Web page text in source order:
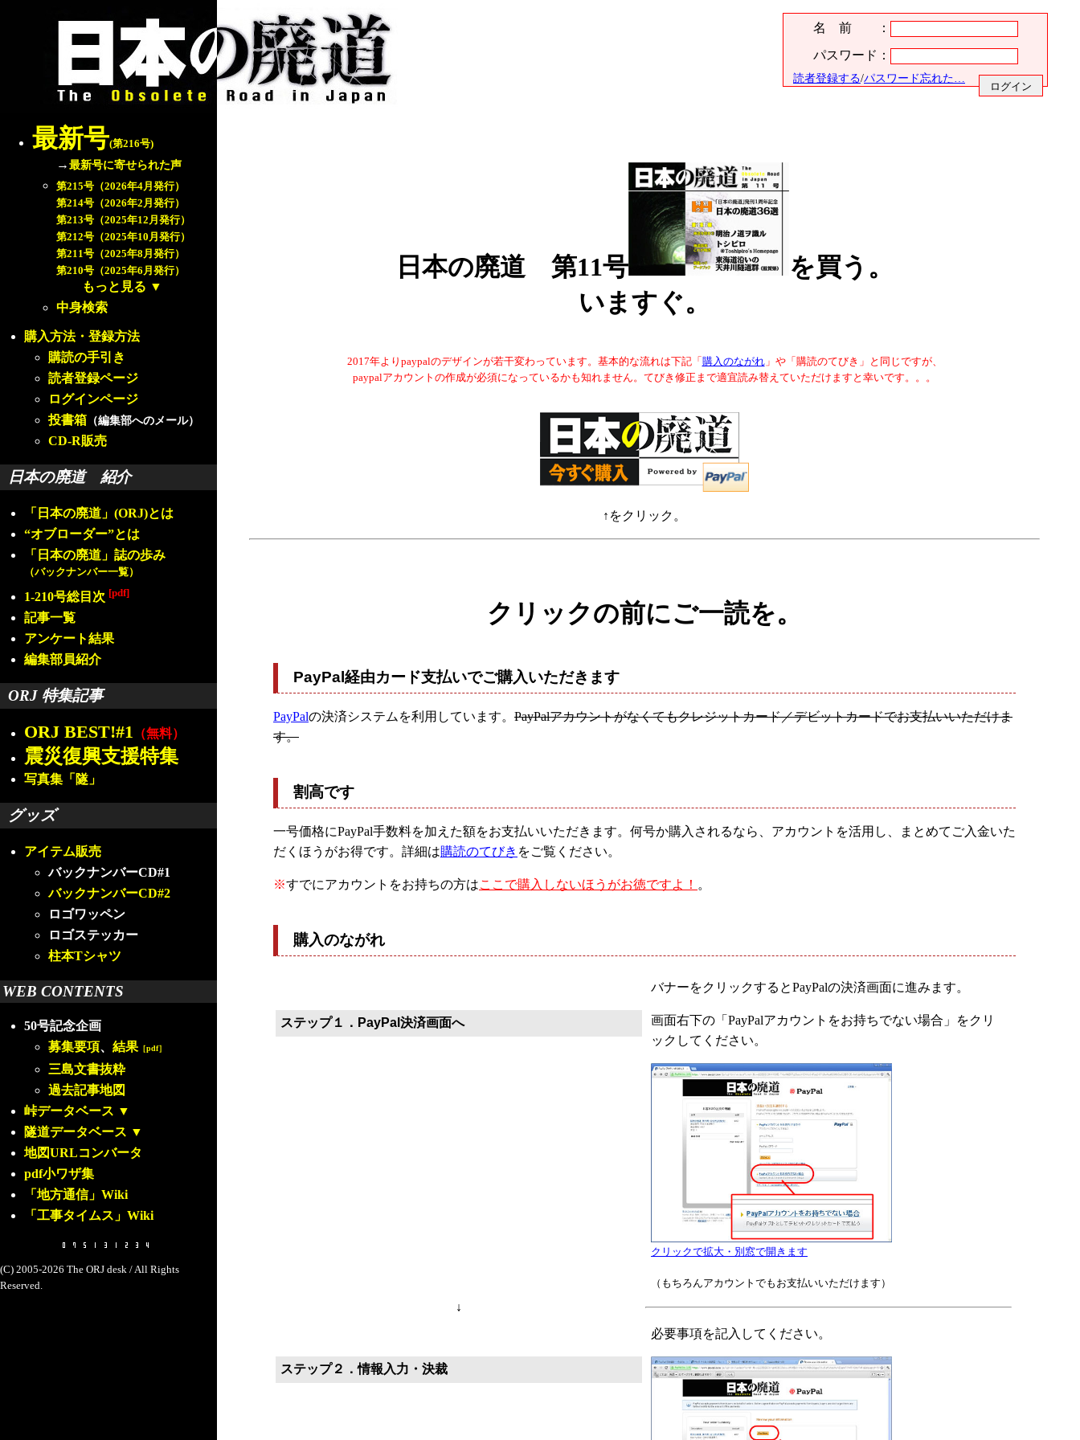
名 前 ：
パスワード：
読者登録する/パスワード忘れた…
最新号(第216号)
→最新号に寄せられた声
第215号（2026年4月発行）
第214号（2026年2月発行）
第213号（2025年12月発行）
第212号（2025年10月発行）
第211号（2025年8月発行）
第210号（2025年6月発行）
もっと見る ▼
中身検索
購入方法・登録方法
購読の手引き
読者登録ページ
ログインページ
投書箱 （編集部へのメール）
CD-R販売
日本の廃道 紹介
「日本の廃道」(ORJ)とは
“オブローダー”とは
「日本の廃道」誌の歩み
（バックナンバー一覧）
1-210号総目次 [pdf]
記事一覧
アンケート結果
編集部員紹介
ORJ 特集記事
ORJ BEST!#1 （無料）
震災復興支援特集
写真集「隧」
グッズ
アイテム販売
バックナンバーCD#1
バックナンバーCD#2
ロゴワッペン
ロゴステッカー
柱本Tシャツ
WEB CONTENTS
50号記念企画
募集要項、 結果 ［pdf］
三島文書抜粋
過去記事地図
峠データベース ▼
隧道データベース ▼
地図URLコンバータ
pdf小ワザ集
「地方通信」Wiki
「工事タイムス」Wiki
(C) 2005-2026 The ORJ desk / All Rights
Reserved.
日本の廃道 第11号
を買う。
いますぐ。
2017年よりpaypalのデザインが若干変わっています。基本的な流れは下記「 購入のながれ」や「購読のてびき」と同じですが、
paypalアカウントの作成が必須になっているかも知れません。てびき修正まで適宜読み替えていただけますと幸いです。。。
↑をクリック。
クリックの前にご一読を。
PayPal経由カード支払いでご購入いただきます
PayPalの決済システムを利用しています。 PayPalアカウントがなくてもクレジットカード／デビットカードでお支払いいただけま
す。
割高です
一号価格にPayPal手数料を加えた額をお支払いいただきます。何号か購入されるなら、アカウントを活用し、まとめてご入金いた
だくほうがお得です。詳細は購読のてびき をご覧ください。
※すでにアカウントをお持ちの方はここで購入しないほうがお徳ですよ！ 。
購入のながれ
ステップ１．PayPal決済画面へ
バナーをクリックするとPayPalの決済画面に進みます。
画面右下の「PayPalアカウントをお持ちでない場合」をクリ
ックしてください。
クリックで拡大・別窓で開きます
（もちろんアカウントでもお支払いいただけます）
↓
ステップ２．情報入力・決裁
必要事項を記入してください。